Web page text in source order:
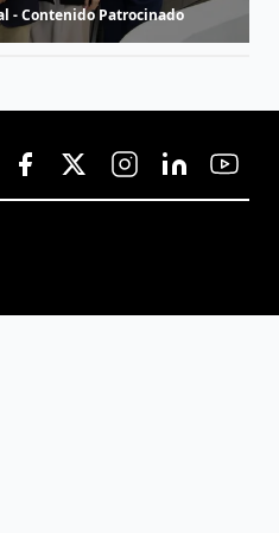
- Contenido Patrocinado